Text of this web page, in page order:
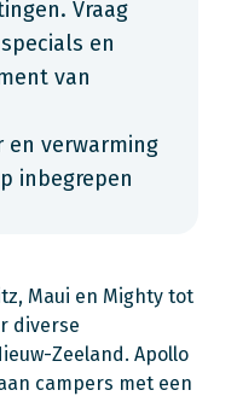
Vraag
en
van
verwarming
inbegrepen
Maui en Mighty tot
diverse
Zeeland. Apollo
campers met een